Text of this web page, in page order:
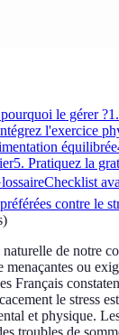
le gérer ?
l'exercice
équilibrée
5. Pratiquez la
Checklist
contre le
)
de notre
menaçantes ou
Français
le stress
et physique.